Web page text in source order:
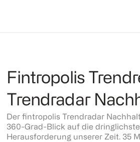
Fintropolis
Trendradar
Der fintropolis Trendradar
360-Grad-Blick auf die
Herausforderung unserer Zeit. 35